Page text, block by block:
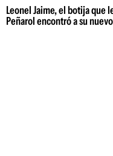
Leonel Jaime, el botija que
Peñarol encontró a su